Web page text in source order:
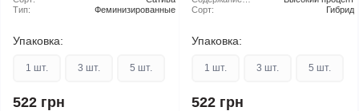
Тип:
Феминизированные
Упаковка:
1 шт. 3 шт. 5 шт.
522 грн
ТГК:
Сорт:
Гибрид
Упаковка:
1 шт. 3 шт. 5 шт.
522 грн